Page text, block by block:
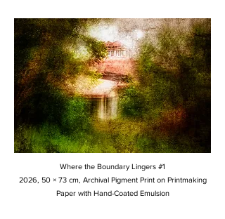
Where the Boundary Lingers #1
2026, 50 × 73 cm, Archival Pigment Print on Printmaking
Paper with Hand-Coated Emulsion